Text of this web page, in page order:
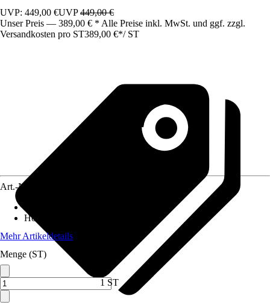
UVP: 449,00 €UVP449,00 €
Unser Preis — 389,00 € * Alle Preise inkl. MwSt. und ggf. zzgl.
Versandkosten pro ST389,00 €*/ ST
Art.-Nr.
Höhe
Mehr Artikeldetails
Menge (ST)
1 ST